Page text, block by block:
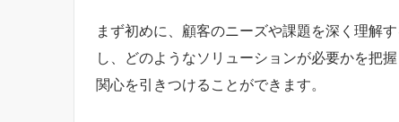
まず初めに、顧客のニーズや課題を深く理解
し、どのようなソリューションが必要かを把
関心を引きつけることができます。